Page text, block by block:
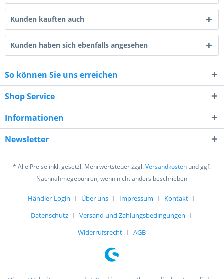
6 * 10 = ?
Ich habe dieDatenschutzerklärunggelesen,
verstanden und stimme zu. *
Mit * gekennzeichnete Felder sind Pflichtfelder.
Senden
Kunden kauften auch
Kunden haben sich ebenfalls angesehen
So können Sie uns erreichen
Shop Service
Informationen
Newsletter
* Alle Preise inkl. gesetzl. Mehrwertsteuer zzgl.Versandkosten und ggf.
Nachnahmegebühren, wenn nicht anders beschrieben
Händler-Login Über uns Impressum
Kontakt
Datenschutz
Versand und Zahlungsbedingungen
Widerrufsrecht
AGB